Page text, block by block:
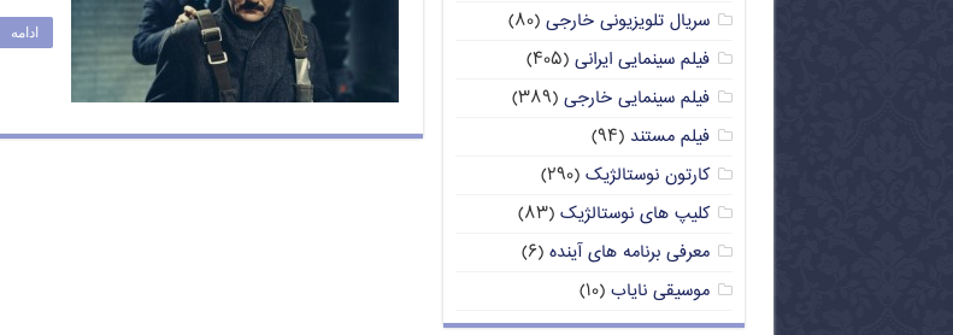
ادامه
سریال تلویزیونی خارجی (۸۰)
فیلم سینمایی ایرانی (۴۰۵)
فیلم سینمایی خارجی (۳۸۹)
فیلم مستند (۹۴)
کارتون نوستالژیک (۲۹۰)
کلیپ های نوستالژیک (۸۳)
معرفی برنامه های آینده (۶)
موسیقی نایاب (۱۰)